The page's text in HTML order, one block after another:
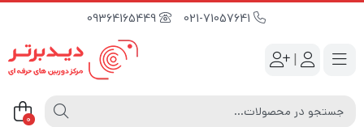
09364165449
|
0